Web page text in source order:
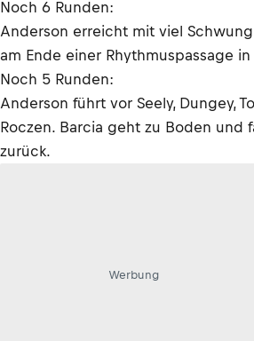
Noch 6 Runden:
Anderson erreicht mit viel
am Ende einer Rhythmuspassage
Noch 5 Runden:
Anderson führt vor Seely, Dungey,
Roczen. Barcia geht zu Boden und
zurück.
Werbung